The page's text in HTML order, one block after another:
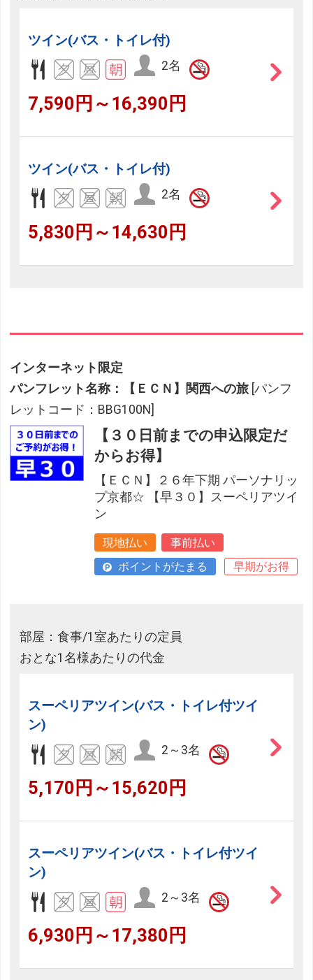
ツイン(バス・トイレ付)
2名
7,590円～16,390円
ツイン(バス・トイレ付)
2名
5,830円～14,630円
インターネット限定
パンフレット名称：【ＥＣＮ】関西への旅 [パンフ
レットコード：BBG100N]
【３０日前までの申込限定だ
からお得】
【ＥＣＮ】２６年下期 パーソナリッ
プ京都☆ 【早３０】スーペリアツイ
ン
現地払い
事前払い
ポイントがたまる
早期がお得
部屋：食事/1室あたりの定員
おとな1名様あたりの代金
スーペリアツイン(バス・トイレ付ツイ
ン)
2～3名
5,170円～15,620円
スーペリアツイン(バス・トイレ付ツイ
ン)
2～3名
6,930円～17,380円